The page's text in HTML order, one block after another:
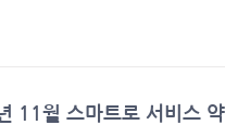
11월 스마트로 서비스